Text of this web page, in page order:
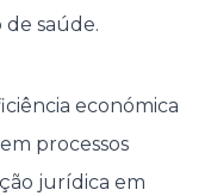
saúde.
económica
processos
jurídica em